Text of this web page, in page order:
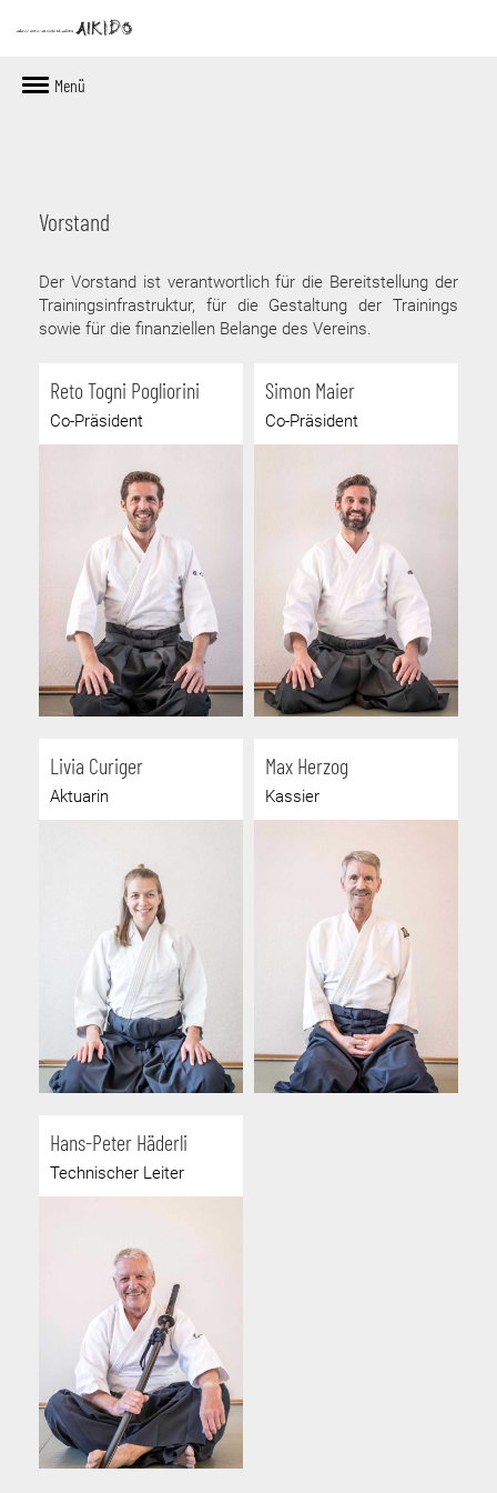
Menü
Vorstand
Der Vorstand ist verantwortlich für die Bereitstellung der
Trainingsinfrastruktur, für die Gestaltung der Trainings
sowie für die finanziellen Belange des Vereins.
Reto Togni Pogliorini
Co-Präsident
Simon Maier
Co-Präsident
Livia Curiger
Aktuarin
Max Herzog
Kassier
Hans-Peter Häderli
Technischer Leiter